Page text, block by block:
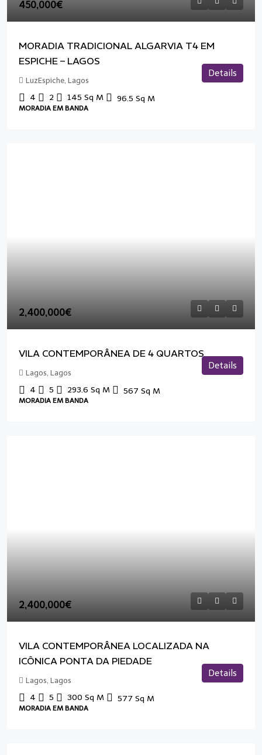
450,000€
MORADIA TRADICIONAL ALGARVIA T4 EM
ESPICHE – LAGOS
LuzEspiche, Lagos
4 2 145 Sq M 96.5 Sq M
MORADIA EM BANDA
Details
2,400,000€
VILA CONTEMPORÂNEA DE 4 QUARTOS
Lagos, Lagos
4 5 293.6 Sq M 567 Sq M
MORADIA EM BANDA
Details
2,400,000€
VILA CONTEMPORÂNEA LOCALIZADA NA
ICÔNICA PONTA DA PIEDADE
Lagos, Lagos
4 5 300 Sq M 577 Sq M
MORADIA EM BANDA
Details